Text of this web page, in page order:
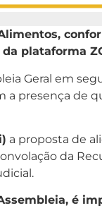
da plataforma
Geral em
presença de
a proposta de
da
é